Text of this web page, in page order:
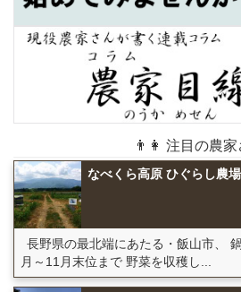
👨👩 注目の農家
なべくら高原 ひぐらし農
長野県の最北端にあたる・飯山市、
月～11月末位まで 野菜を収穫し...